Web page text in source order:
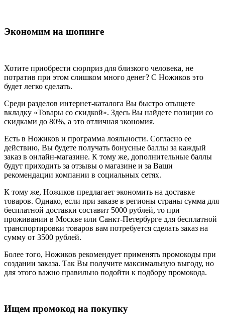
Экономим на шопинге
Хотите приобрести сюрприз для близкого человека, не
потратив при этом слишком много денег? С Ножиков это
будет легко сделать.
Среди разделов интернет-каталога Вы быстро отыщете
вкладку «Товары со скидкой». Здесь Вы найдете позиции со
скидками до 80%, а это отличная экономия.
Есть в Ножиков и программа лояльности. Согласно ее
действию, Вы будете получать бонусные баллы за каждый
заказ в онлайн-магазине. К тому же, дополнительные баллы
будут приходить за отзывы о магазине и за Ваши
рекомендации компании в социальных сетях.
К тому же, Ножиков предлагает экономить на доставке
товаров. Однако, если при заказе в регионы страны сумма для
бесплатной доставки составит 5000 рублей, то при
проживании в Москве или Санкт-Петербурге для бесплатной
транспортировки товаров вам потребуется сделать заказ на
сумму от 3500 рублей.
Более того, Ножиков рекомендует применять промокоды при
создании заказа. Так Вы получите максимальную выгоду, но
для этого важно правильно подойти к подбору промокода.
Ищем промокод на покупку